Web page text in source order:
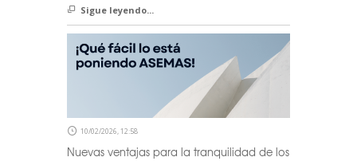
Sigue leyendo...
10/02/2026, 12:58
Nuevas ventajas para la tranquilidad de los